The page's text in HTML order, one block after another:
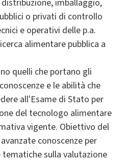
imballaggio,
o privati di controllo
e operativi delle p.a.
alimentare pubblica a
quelli che portano gli
e le abilità che
all'Esame di Stato per
del tecnologo alimentare
vigente. Obiettivo del
conoscenze per
sulla valutazione